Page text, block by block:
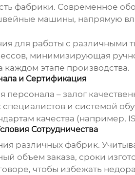
фабрики. Современное
машины, напрямую
для работы с различными
минимизирующая
каждом этапе производства.
и Сертификация
– залог
и системой
качества (например,
Сотрудничества
различных фабрик.
объем заказа, сроки
чтобы избежать